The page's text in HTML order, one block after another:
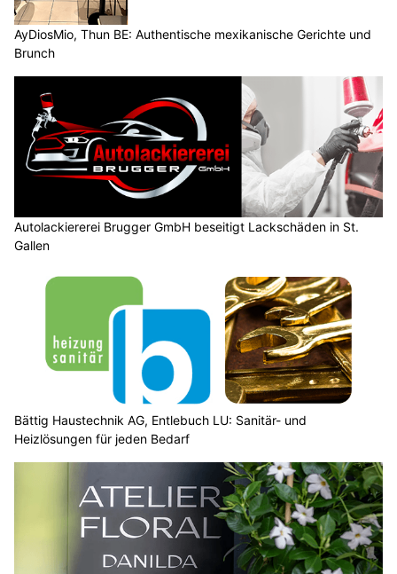
AyDiosMio, Thun BE: Authentische mexikanische Gerichte und
Brunch
Autolackiererei Brugger GmbH beseitigt Lackschäden in St.
Gallen
Bättig Haustechnik AG, Entlebuch LU: Sanitär- und
Heizlösungen für jeden Bedarf